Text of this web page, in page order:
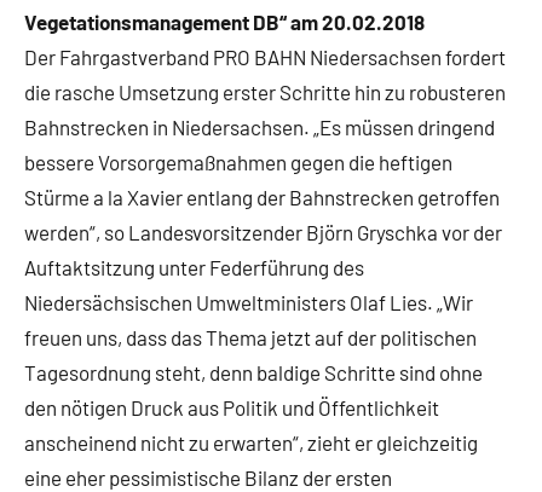
Vegetationsmanagement DB“ am 20.02.2018
Der Fahrgastverband PRO BAHN Niedersachsen fordert
die rasche Umsetzung erster Schritte hin zu robusteren
Bahnstrecken in Niedersachsen. „Es müssen dringend
bessere Vorsorgemaßnahmen gegen die heftigen
Stürme a la Xavier entlang der Bahnstrecken getroffen
werden“, so Landesvorsitzender Björn Gryschka vor der
Auftaktsitzung unter Federführung des
Niedersächsischen Umweltministers Olaf Lies. „Wir
freuen uns, dass das Thema jetzt auf der politischen
Tagesordnung steht, denn baldige Schritte sind ohne
den nötigen Druck aus Politik und Öffentlichkeit
anscheinend nicht zu erwarten“, zieht er gleichzeitig
eine eher pessimistische Bilanz der ersten